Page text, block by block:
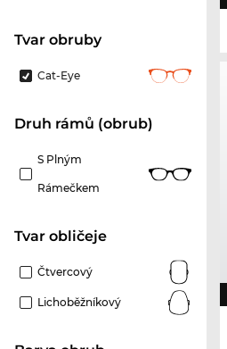
Tvar obruby
Cat-Eye
Druh rámů (obrub)
S Plným
Rámečkem
tvar obličeje
Čtvercový
Lichoběžníkový